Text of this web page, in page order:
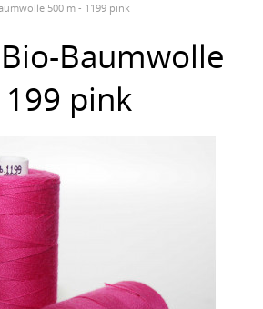
500 m - 1199 pink
Baumwolle
pink